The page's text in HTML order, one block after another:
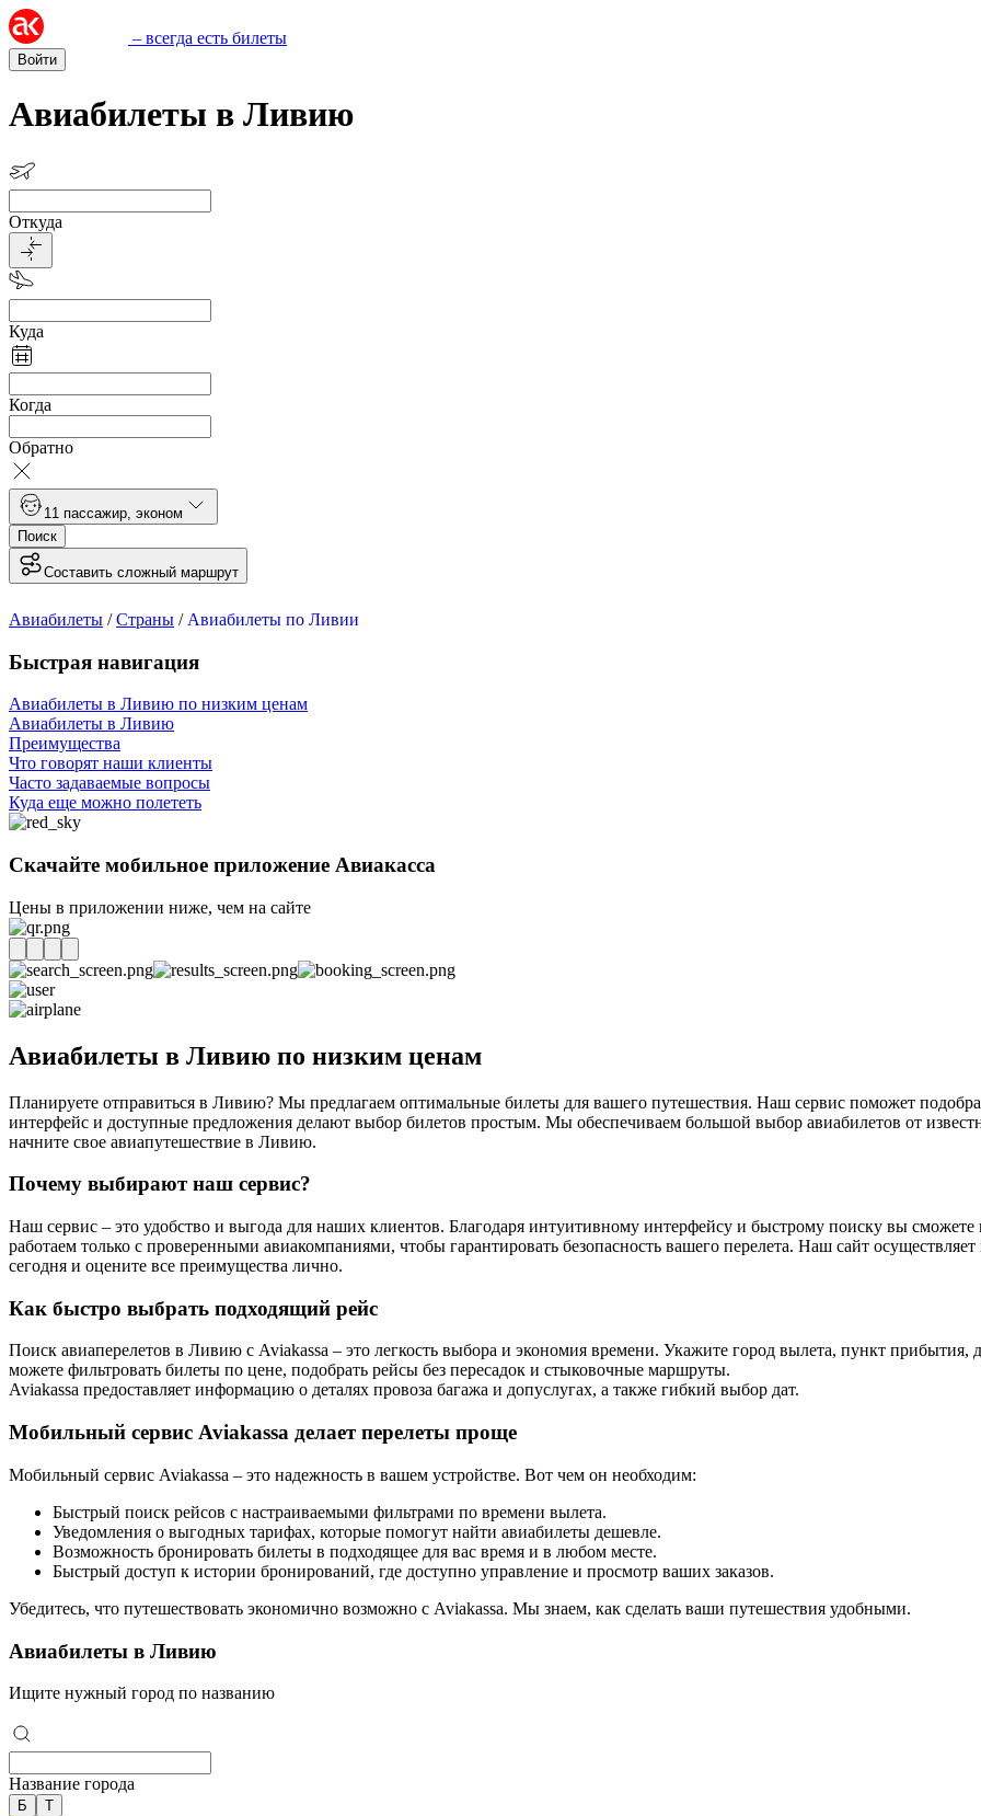
– всегда есть билеты
Войти
Авиабилеты в Ливию
Откуда
Куда
Когда
Обратно
1 1 пассажир эконом
Поиск
Составить сложный маршрут
Авиабилеты /Страны / Авиабилеты по Ливии
Быстрая навигация
Авиабилеты в Ливию по низким ценам
Авиабилеты в Ливию
Преимущества
Что говорят наши клиенты
Часто задаваемые вопросы
Куда еще можно полететь
Скачайте мобильное приложение Авиакасса
Цены в приложении ниже, чем на сайте
Авиабилеты в Ливию по низким ценам
Планируете отправиться в Ливию? Мы предлагаем оптимальные билеты для вашего путешествия. Наш сервис поможет
интерфейс и доступные предложения делают выбор билетов простым. Мы обеспечиваем большой выбор авиабилетов от
начните свое авиапутешествие в Ливию.
Почему выбирают наш сервис?
Наш сервис – это удобство и выгода для наших клиентов. Благодаря интуитивному интерфейсу и быстрому поиску вы
работаем только с проверенными авиакомпаниями, чтобы гарантировать безопасность вашего перелета. Наш сайт
сегодня и оцените все преимущества лично.
Как быстро выбрать подходящий рейс
Поиск авиаперелетов в Ливию с Aviakassa – это легкость выбора и экономия времени. Укажите город вылета, пункт
можете фильтровать билеты по цене, подобрать рейсы без пересадок и стыковочные маршруты.
Aviakassa предоставляет информацию о деталях провоза багажа и допуслугах, а также гибкий выбор дат.
Мобильный сервис Aviakassa делает перелеты проще
Мобильный сервис Aviakassa – это надежность в вашем устройстве. Вот чем он необходим:
Быстрый поиск рейсов с настраиваемыми фильтрами по времени вылета.
Уведомления о выгодных тарифах, которые помогут найти авиабилеты дешевле.
Возможность бронировать билеты в подходящее для вас время и в любом месте.
Быстрый доступ к истории бронирований, где доступно управление и просмотр ваших заказов.
Убедитесь, что путешествовать экономично возможно с Aviakassa. Мы знаем, как сделать ваши путешествия удобными.
Авиабилеты в Ливию
Ищите нужный город по названию
Название города
Б Т